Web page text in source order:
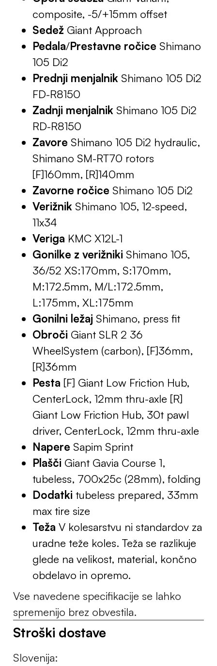
composite, -5/+15mm offset
Sedež Giant Approach
Pedala/Prestavne ročice Shimano
105 Di2
Prednji menjalnik Shimano 105 Di2
FD-R8150
Zadnji menjalnik Shimano 105 Di2
RD-R8150
Zavore Shimano 105 Di2 hydraulic,
Shimano SM-RT70 rotors
[F]160mm, [R]140mm
Zavorne ročice Shimano 105 Di2
Verižnik Shimano 105, 12-speed,
11x34
Veriga KMC X12L-1
Gonilke z verižniki Shimano 105,
36/52 XS:170mm, S:170mm,
M:172.5mm, M/L:172.5mm,
L:175mm, XL:175mm
Gonilni ležaj Shimano, press fit
Obroči Giant SLR 2 36
WheelSystem (carbon), [F]36mm,
[R]36mm
Pesta [F] Giant Low Friction Hub,
CenterLock, 12mm thru-axle [R]
Giant Low Friction Hub, 30t pawl
driver, CenterLock, 12mm thru-axle
Napere Sapim Sprint
Plašči Giant Gavia Course 1,
tubeless, 700x25c (28mm), folding
Dodatki tubeless prepared, 33mm
max tire size
Teža V kolesarstvu ni standardov za
uradne teže koles. Teža se razlikuje
glede na velikost, material, končno
obdelavo in opremo.
Vse navedene specifikacije se lahko
spremenijo brez obvestila.
Stroški dostave
Slovenija: